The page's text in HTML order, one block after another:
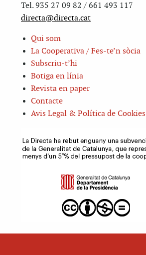
Tel. 935 27 09 82 / 661 493 117
directa@directa.cat
Qui som
La Cooperativa / Fes-te’n sòcia
Subscriu-t’hi
Botiga en línia
Revista en paper
Contacte
Avis Legal & Política de Cookies